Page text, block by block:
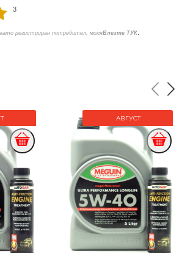
3
регистриран потребител, моляВлезте ТУК
АВГУСТ